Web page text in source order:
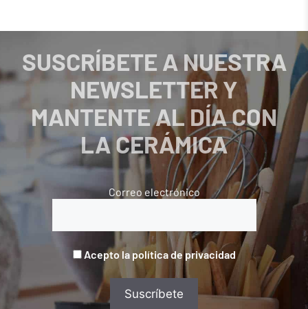
SUSCRÍBETE A NUESTRA
NEWSLETTER Y
MANTENTE AL DÍA CON
LA CERÁMICA
Correo electrónico
Acepto la política de privacidad